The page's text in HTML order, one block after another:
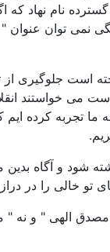
نام نهاد که
نمی توان
است جلوگیری
خواستند
تجربه کرده
شود و آگاه
خالی را در
الهی " و نه "